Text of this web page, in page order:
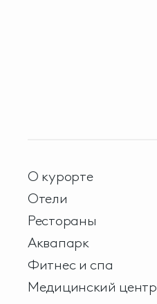
О курорте
Отели
Рестораны
Аквапарк
Фитнес и спа
Медицинский центр